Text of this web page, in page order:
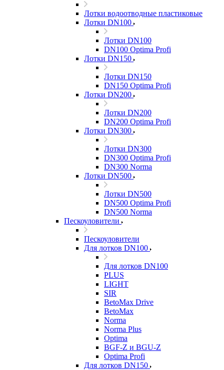
Лотки водоотводные пластиковые
Лотки DN100
Лотки DN100
DN100 Optima Profi
Лотки DN150
Лотки DN150
DN150 Optima Profi
Лотки DN200
Лотки DN200
DN200 Optima Profi
Лотки DN300
Лотки DN300
DN300 Optima Profi
DN300 Norma
Лотки DN500
Лотки DN500
DN500 Optima Profi
DN500 Norma
Пескоуловители
Пескоуловители
Для лотков DN100
Для лотков DN100
PLUS
LIGHT
SIR
BetoMax Drive
BetoMax
Norma
Norma Plus
Optima
BGF-Z и BGU-Z
Optima Profi
Для лотков DN150